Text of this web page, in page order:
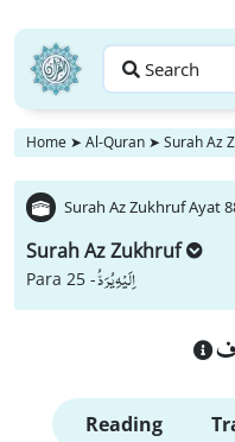
Search
Home ➤ Al-Quran ➤ Surah Az
Surah Az Zukhruf Ayat
Surah Az Zukhruf
Para 25 -اِلَیْهِ یُرَدُّ
Reading